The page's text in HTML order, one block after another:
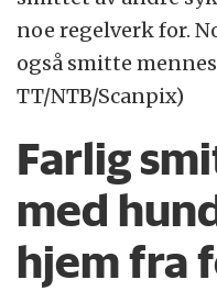
noe regelverk for.
også smitte
TT/NTB/Scanpix)
Farlig
med
hjem fra